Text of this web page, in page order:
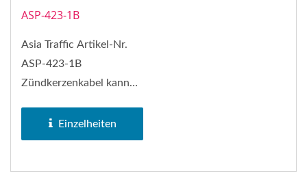
ASP-423-1B
Asia Traffic Artikel-Nr.
ASP-423-1B
Zündkerzenkabel kann
Nr. LB05EP ersetzen
Einzelheiten